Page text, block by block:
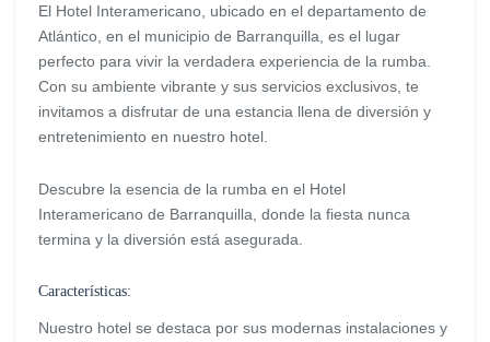
El Hotel Interamericano, ubicado en el departamento de
Atlántico, en el municipio de Barranquilla, es el lugar
perfecto para vivir la verdadera experiencia de la rumba.
Con su ambiente vibrante y sus servicios exclusivos, te
invitamos a disfrutar de una estancia llena de diversión y
entretenimiento en nuestro hotel.
Descubre la esencia de la rumba en el Hotel
Interamericano de Barranquilla, donde la fiesta nunca
termina y la diversión está asegurada.
Características:
Nuestro hotel se destaca por sus modernas instalaciones y